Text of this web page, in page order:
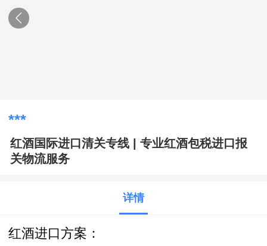
***
红酒国际进口清关专线 | 专业红酒包税进口报
关物流服务
详情
红酒进口方案 ：